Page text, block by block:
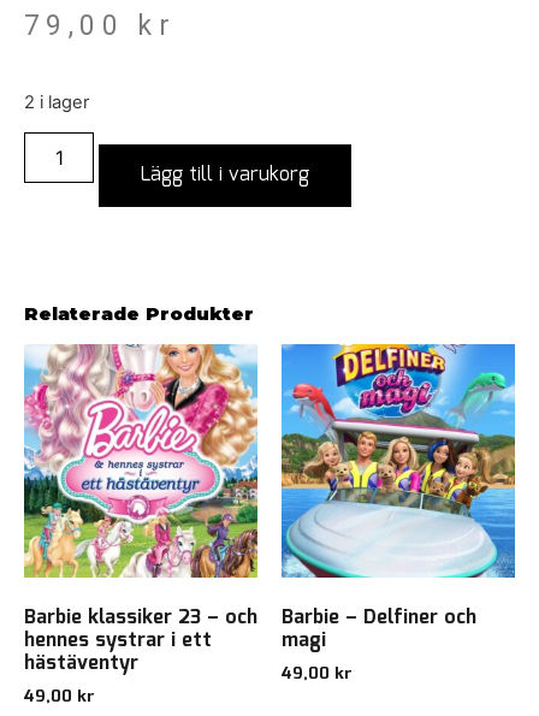
79,00 kr
2 i lager
Lägg till i varukorg
Relaterade Produkter
Barbie klassiker 23 – och
hennes systrar i ett
hästäventyr
49,00 kr
Barbie – Delfiner och
magi
49,00 kr